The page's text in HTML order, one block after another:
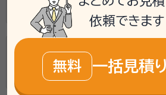
大阪府大阪市北区中津1丁目12-11-2-
中村司法書士事務所
大阪府大阪市淀川区宮原3丁目3-11-
依頼できます
無料 一括見積